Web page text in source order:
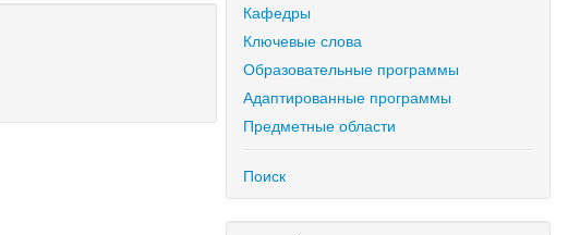
Кафедры
Ключевые слова
Образовательные программы
Адаптированные программы
Предметные области
Поиск